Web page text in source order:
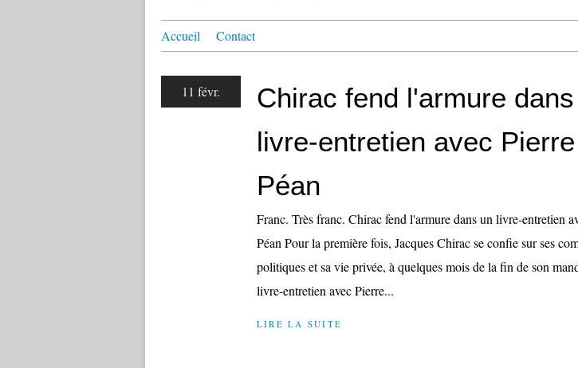
Accueil Contact
11 févr.
Chirac fend l'armure
livre-entretien avec Pierre
Péan
Franc. Très franc. Chirac fend l'armure dans un livre-entretien
Péan Pour la première fois, Jacques Chirac se confie sur ses
politiques et sa vie privée, à quelques mois de la fin de son
livre-entretien avec Pierre...
LIRE LA SUITE